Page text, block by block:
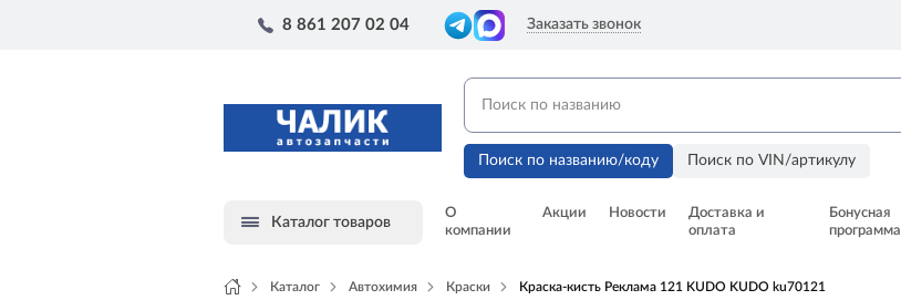
8 861 207 02 04 Заказать звонок
Поиск по названию/коду Поиск по VIN/артикулу
Каталог товаров
О
компании
Акции Новости
Доставка и
оплата
Бонусная
программа
Каталог Автохимия Краски Краска-кисть Реклама 121 KUDO KUDO ku70121